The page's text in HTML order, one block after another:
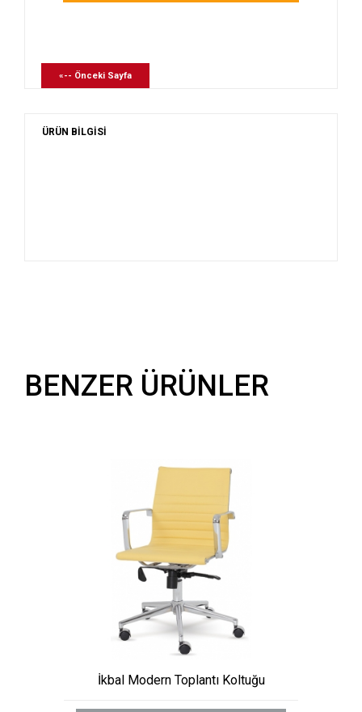
«-- Önceki Sayfa
ÜRÜN BİLGİSİ
BENZER ÜRÜNLER
İkbal Modern Toplantı Koltuğu